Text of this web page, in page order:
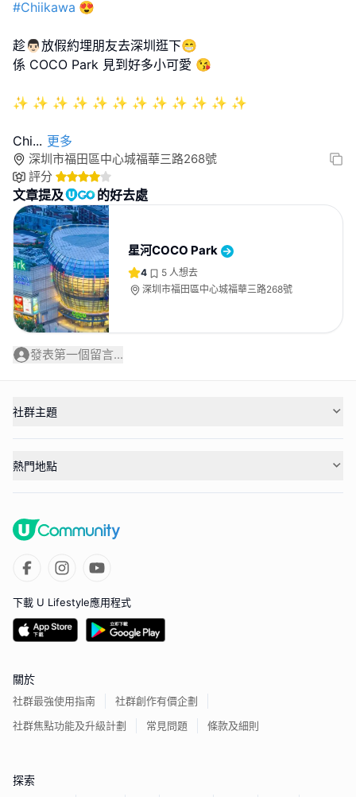
#Chiikawa 😍
趁👨🏻放假約埋朋友去深圳逛下😁
係 COCO Park 見到好多小可愛 😘
✨ ✨ ✨ ✨ ✨ ✨ ✨ ✨ ✨ ✨ ✨ ✨
Chi... 更多
深圳市福田區中心城福華三路268號
評分
文章提及 的好去處
星河COCO Park
4 5 人想去
深圳市福田區中心城福華三路268號
發表第一個留言...
社群主題
熱門地點
下載 U Lifestyle應用程式
關於
社群最強使用指南
社群創作有價企劃
社群焦點功能及升級計劃
常見問題 條款及細則
探索